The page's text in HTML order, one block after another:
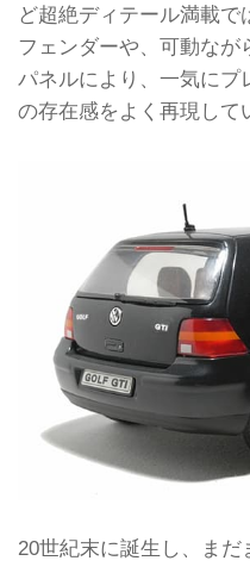
ど超絶ディテール満載で
フェンダーや、可動なが
パネルにより、一気にプ
の存在感をよく再現して
20世紀末に誕生し、ま